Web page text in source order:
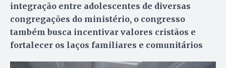
integração entre adolescentes de diversas
congregações do ministério, o congresso
também busca incentivar valores cristãos e
fortalecer os laços familiares e comunitários